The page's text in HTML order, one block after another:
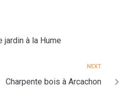
à la Hume
NEXT
Charpente bois à Arcachon